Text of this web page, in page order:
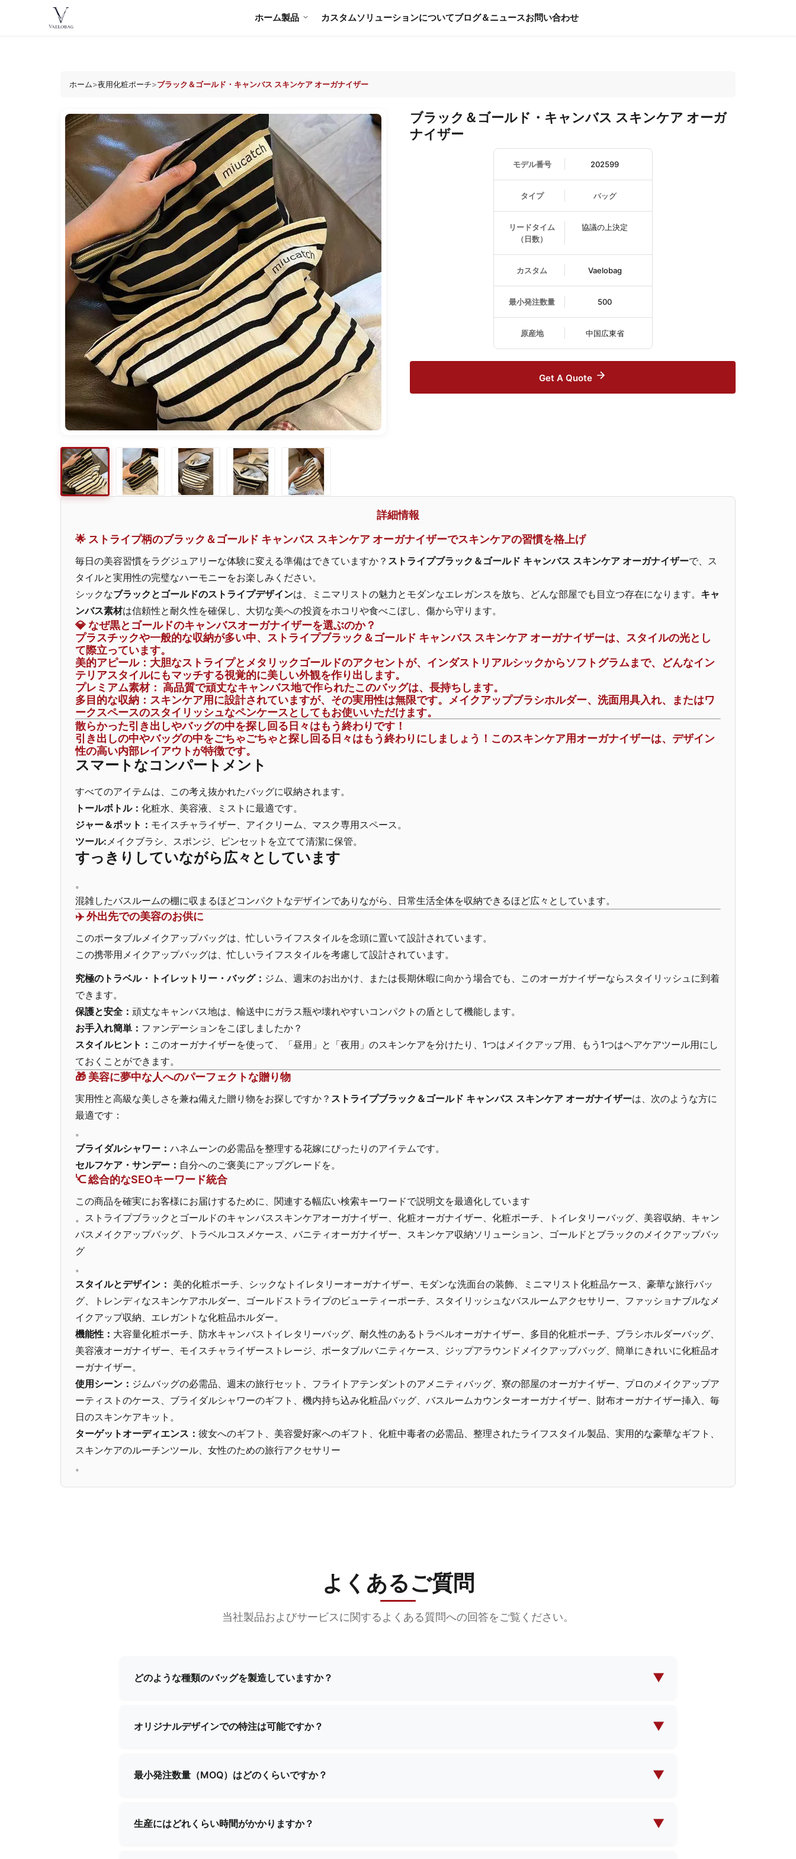
Vaelobag
ホーム製品 カスタムソリューションについてブログ＆ニュースお問い合わせ
ホーム>夜用化粧ポーチ>ブラック＆ゴールド・キャンバス スキンケア オーガナイザー
ブラック＆ゴールド・キャンバス スキンケア オーガ
ナイザー
モデル番号 202599
タイプ バッグ
リードタイム
（日数）
協議の上決定
カスタム Vaelobag
最小発注数量 500
原産地 中国広東省
Get A Quote
詳細情報
🌟 ストライプ柄のブラック＆ゴールド キャンバス スキンケア オーガナイザーでスキンケアの習慣を格上げ
毎日の美容習慣をラグジュアリーな体験に変える準備はできていますか？ ストライプブラック＆ゴールド キャンバス スキンケア オーガナイザーで、ス
タイルと実用性の完璧なハーモニーをお楽しみください。
シックなブラックとゴールドのストライプデザインは、ミニマリストの魅力とモダンなエレガンスを放ち、どんな部屋でも目立つ存在になります。 キャ
ンバス素材は信頼性と耐久性を確保し、大切な美への投資をホコリや食べこぼし、傷から守ります。
💎 なぜ黒とゴールドのキャンバスオーガナイザーを選ぶのか？
プラスチックや一般的な収納が多い中、 ストライプブラック＆ゴールド キャンバス スキンケア オーガナイザーは、スタイルの光とし
て際立っています。
美的アピール： 大胆なストライプとメタリックゴールドのアクセントが、インダストリアルシックからソフトグラムまで、どんなイン
テリアスタイルにもマッチする視覚的に美しい外観を作り出します。
プレミアム素材： 高品質で頑丈なキャンバス地で作られたこのバッグは、長持ちします。
多目的な収納： スキンケア用に設計されていますが、その実用性は無限です。 メイクアップブラシホルダー、洗面用具入れ、またはワ
ークスペースのスタイリッシュなペンケースとしてもお使いいただけます。
散らかった引き出しやバッグの中を探し回る日々はもう終わりです！
引き出しの中やバッグの中をごちゃごちゃと探し回る日々はもう終わりにしましょう！このスキンケア用オーガナイザーは、デザイン
性の高い内部レイアウトが特徴です。
スマートなコンパートメント
すべてのアイテムは、この考え抜かれたバッグに収納されます。
トールボトル： 化粧水、美容液、ミストに最適です。
ジャー＆ポット： モイスチャライザー、アイクリーム、マスク専用スペース。
ツール:メイクブラシ、スポンジ、ピンセットを立てて清潔に保管。
すっきりしていながら広々としています
。
混雑したバスルームの棚に収まるほどコンパクトなデザインでありながら、日常生活全体を収納できるほど広々としています。
✈️ 外出先での美容のお供に
このポータブルメイクアップバッグは、忙しいライフスタイルを念頭に置いて設計されています。
この携帯用メイクアップバッグは、忙しいライフスタイルを考慮して設計されています。
究極のトラベル・トイレットリー・バッグ： ジム、週末のお出かけ、または長期休暇に向かう場合でも、このオーガナイザーならスタイリッシュに到着
できます。
保護と安全： 頑丈なキャンバス地は、輸送中にガラス瓶や壊れやすいコンパクトの盾として機能します。
お手入れ簡単： ファンデーションをこぼしましたか？
スタイルヒント： このオーガナイザーを使って、「昼用」と「夜用」のスキンケアを分けたり、1つはメイクアップ用、もう1つはヘアケアツール用にし
ておくことができます。
🎁 美容に夢中な人へのパーフェクトな贈り物
実用性と高級な美しさを兼ね備えた贈り物をお探しですか？ ストライプブラック＆ゴールド キャンバス スキンケア オーガナイザーは、次のような方に
最適です：
。
ブライダルシャワー： ハネムーンの必需品を整理する花嫁にぴったりのアイテムです。
セルフケア・サンデー： 自分へのご褒美にアップグレードを。
ᔍ 総合的なSEOキーワード統合
この商品を確実にお客様にお届けするために、関連する幅広い検索キーワードで説明文を最適化しています
。 ストライプブラックとゴールドのキャンバススキンケアオーガナイザー、化粧オーガナイザー、化粧ポーチ、トイレタリーバッグ、美容収納、キャン
バスメイクアップバッグ、トラベルコスメケース、バニティオーガナイザー、スキンケア収納ソリューション、ゴールドとブラックのメイクアップバッ
グ
。
スタイルとデザイン： 美的化粧ポーチ、シックなトイレタリーオーガナイザー、モダンな洗面台の装飾、ミニマリスト化粧品ケース、豪華な旅行バッ
グ、トレンディなスキンケアホルダー、ゴールドストライプのビューティーポーチ、スタイリッシュなバスルームアクセサリー、ファッショナブルなメ
イクアップ収納、エレガントな化粧品ホルダー。
機能性： 大容量化粧ポーチ、防水キャンバストイレタリーバッグ、耐久性のあるトラベルオーガナイザー、多目的化粧ポーチ、ブラシホルダーバッグ、
美容液オーガナイザー、モイスチャライザーストレージ、ポータブルバニティケース、ジップアラウンドメイクアップバッグ、簡単にきれいに化粧品オ
ーガナイザー。
使用シーン： ジムバッグの必需品、週末の旅行セット、フライトアテンダントのアメニティバッグ、寮の部屋のオーガナイザー、プロのメイクアップア
ーティストのケース、ブライダルシャワーのギフト、機内持ち込み化粧品バッグ、バスルームカウンターオーガナイザー、財布オーガナイザー挿入、毎
日のスキンケアキット。
ターゲットオーディエンス： 彼女へのギフト、美容愛好家へのギフト、化粧中毒者の必需品、整理されたライフスタイル製品、実用的な豪華なギフト、
スキンケアのルーチンツール、女性のための旅行アクセサリー
。
よくあるご質問
当社製品およびサービスに関するよくある質問への回答をご覧ください。
どのような種類のバッグを製造していますか？ ▼
ッグの製造を専門としています。お客様の特定のニーズに応えるため、標準デザインとカスタムソリューションの両方を提供
オリジナルデザインでの特注は可能ですか？ ▼
ームがご要望に沿った完璧な製品を創り上げるため、ご一緒に取り組ませていただきます。
最小発注数量（MOQ）はどのくらいですか？ ▼
と価格に関する詳細情報をご提供いたします。
生産にはどれくらい時間がかかりますか？ ▼